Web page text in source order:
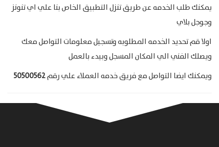
يمكنك طلب الخدمه عن طريق تنزل التطبيق الخاص بنا علي اي تنونز
وجوجل بلاي
اولا قم تحديد الخدمه المطلوبه وتسجيل معلومات التواصل معك
ويصلك الفني الي المكان المسجل وبيدء بالعمل
ويمكنك ايضا التواصل مع فريق خدمه العملاء علي رقم50500562